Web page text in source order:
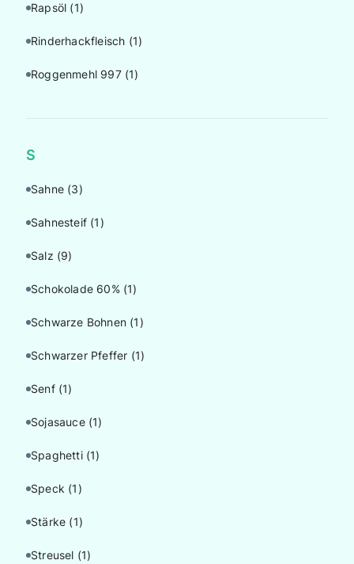
Rapsöl (1)
Rinderhackfleisch (1)
Roggenmehl 997 (1)
S
Sahne (3)
Sahnesteif (1)
Salz (9)
Schokolade 60% (1)
Schwarze Bohnen (1)
Schwarzer Pfeffer (1)
Senf (1)
Sojasauce (1)
Spaghetti (1)
Speck (1)
Stärke (1)
Streusel (1)